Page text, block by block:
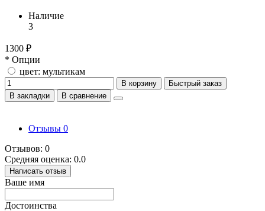
Наличие
3
1300 ₽
* Опции
цвет: мультикам
В корзину
Быстрый заказ
В закладки
В сравнение
Отзывы 0
Отзывов: 0
Средняя оценка: 0.0
Написать отзыв
Ваше имя
Достоинства